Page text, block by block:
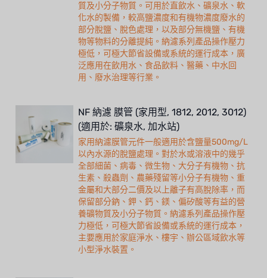
質及小分子物質。可用於直飲水、礦泉水、軟
化水的製備，較高鹽濃度和有機物濃度廢水的
部分脫鹽、脫色處理，以及部分無機鹽、有機
物等物料的分離提純。納濾系列產品操作壓力
極低，可極大節省設備或系統的運行成本，廣
泛應用在飲用水、食品飲料、醫藥、中水回
用、廢水治理等行業。
NF 納濾 膜管 (家用型, 1812, 2012, 3012)
(適用於: 礦泉水, 加水站)
家用納濾膜管元件一般適用於含鹽量500mg/L
以內水源的脫鹽處理。對於水或溶液中的幾乎
全部細菌、病毒、微生物、大分子有機物、抗
生素、殺蟲劑、農藥殘留等小分子有機物、重
金屬和大部分二價及以上離子有高脫除率，而
保留部分鈉、鉀、鈣、鎂、偏矽酸等有益的營
養礦物質及小分子物質。納濾系列產品操作壓
力極低，可極大節省設備或系統的運行成本，
主要應用於家庭淨水、樓宇、辦公區域飲水等
小型淨水裝置。